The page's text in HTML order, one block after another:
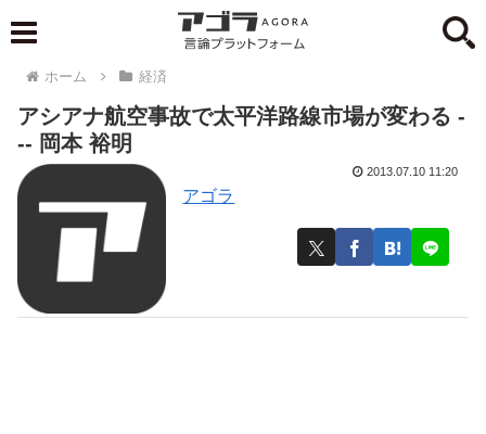
ホーム 経済
アシアナ航空事故で太平洋路線市場が変わる -
-- 岡本 裕明
アゴラ
2013.07.10 11:20